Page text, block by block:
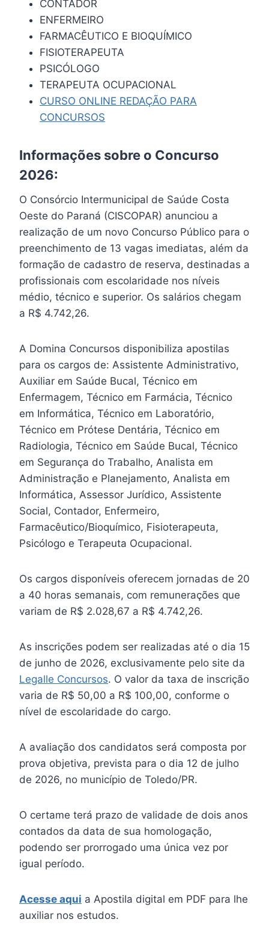
CONTADOR
ENFERMEIRO
FARMACÊUTICO E BIOQUÍMICO
FISIOTERAPEUTA
PSICÓLOGO
TERAPEUTA OCUPACIONAL
CURSO ONLINE REDAÇÃO PARA
CONCURSOS
Informações sobre o Concurso
2026:
O Consórcio Intermunicipal de Saúde Costa
Oeste do Paraná (CISCOPAR) anunciou a
realização de um novo Concurso Público para o
preenchimento de 13 vagas imediatas, além da
formação de cadastro de reserva, destinadas a
profissionais com escolaridade nos níveis
médio, técnico e superior. Os salários chegam
a R$ 4.742,26.
A Domina Concursos disponibiliza apostilas
para os cargos de: Assistente Administrativo,
Auxiliar em Saúde Bucal, Técnico em
Enfermagem, Técnico em Farmácia, Técnico
em Informática, Técnico em Laboratório,
Técnico em Prótese Dentária, Técnico em
Radiologia, Técnico em Saúde Bucal, Técnico
em Segurança do Trabalho, Analista em
Administração e Planejamento, Analista em
Informática, Assessor Jurídico, Assistente
Social, Contador, Enfermeiro,
Farmacêutico/Bioquímico, Fisioterapeuta,
Psicólogo e Terapeuta Ocupacional.
Os cargos disponíveis oferecem jornadas de 20
a 40 horas semanais, com remunerações que
variam de R$ 2.028,67 a R$ 4.742,26.
As inscrições podem ser realizadas até o dia 15
de junho de 2026, exclusivamente pelo site da
Legalle Concursos. O valor da taxa de inscrição
varia de R$ 50,00 a R$ 100,00, conforme o
nível de escolaridade do cargo.
A avaliação dos candidatos será composta por
prova objetiva, prevista para o dia 12 de julho
de 2026, no município de Toledo/PR.
O certame terá prazo de validade de dois anos
contados da data de sua homologação,
podendo ser prorrogado uma única vez por
igual período.
Acesse aqui a Apostila digital em PDF para lhe
auxiliar nos estudos.